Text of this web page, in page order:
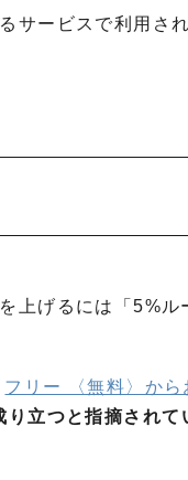
サービスで利用さ
上げるには「5%ル
フリー 〈無料〉から
立つと指摘されて